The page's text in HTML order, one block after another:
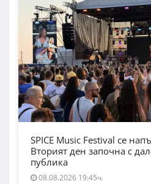
SPICE Music Festival се
Вторият ден започна с
публика
08.08.2026 19:45ч.